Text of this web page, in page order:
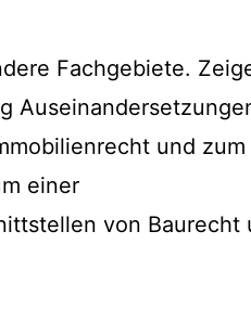
Fachgebiete.
und zum
einer
von Baurecht